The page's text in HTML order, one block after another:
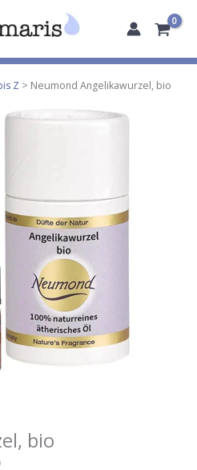
Z > Neumond Angelikawurzel, bio
bio